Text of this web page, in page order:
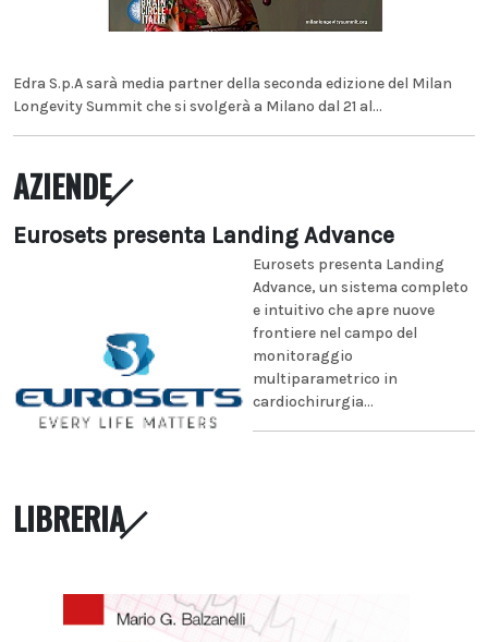
Edra S.p.A sarà media partner della seconda edizione del Milan
Longevity Summit che si svolgerà a Milano dal 21 al...
AZIENDE
Eurosets presenta Landing Advance
Eurosets presenta Landing
Advance, un sistema completo
e intuitivo che apre nuove
frontiere nel campo del
monitoraggio
multiparametrico in
cardiochirurgia...
LIBRERIA